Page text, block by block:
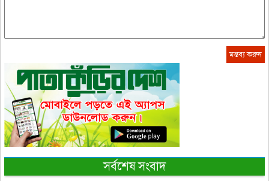
সর্বশেষ সংবাদ